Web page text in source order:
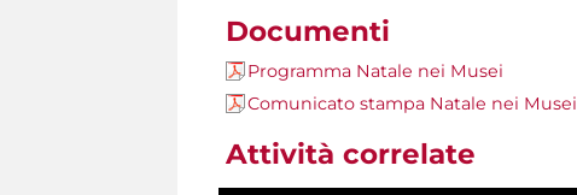
Documenti
Programma Natale nei Musei
Comunicato stampa Natale nei Musei
Attività correlate